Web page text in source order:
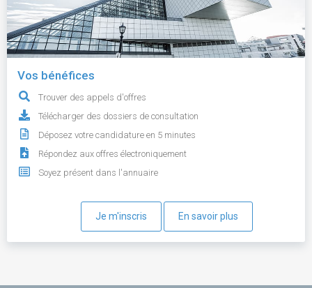
Vos bénéfices
Trouver des appels d'offres
Télécharger des dossiers de consultation
Déposez votre candidature en 5 minutes
Répondez aux offres électroniquement
Soyez présent dans l'annuaire
Je m'inscris En savoir plus